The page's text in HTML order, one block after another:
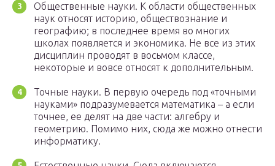
Общественные науки. К области общественных
наук относят историю, обществознание и
географию; в последнее время во многих
школах появляется и экономика. Не все из этих
дисциплин проводят в восьмом классе,
некоторые и вовсе относят к дополнительным.
Точные науки. В первую очередь под «точными
науками» подразумевается математика – а если
точнее, ее делят на две части: алгебру и
геометрию. Помимо них, сюда же можно отнести
информатику.